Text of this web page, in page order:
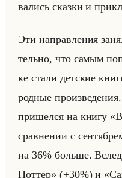
ва­лись сказ­ки и
Эти на­прав­ле­ния
тельно, что самым
ке стали дет­ские
род­ные
при­шел­ся на книгу
срав­не­нии с
на 36% больше.
Поттер» (+30%) и